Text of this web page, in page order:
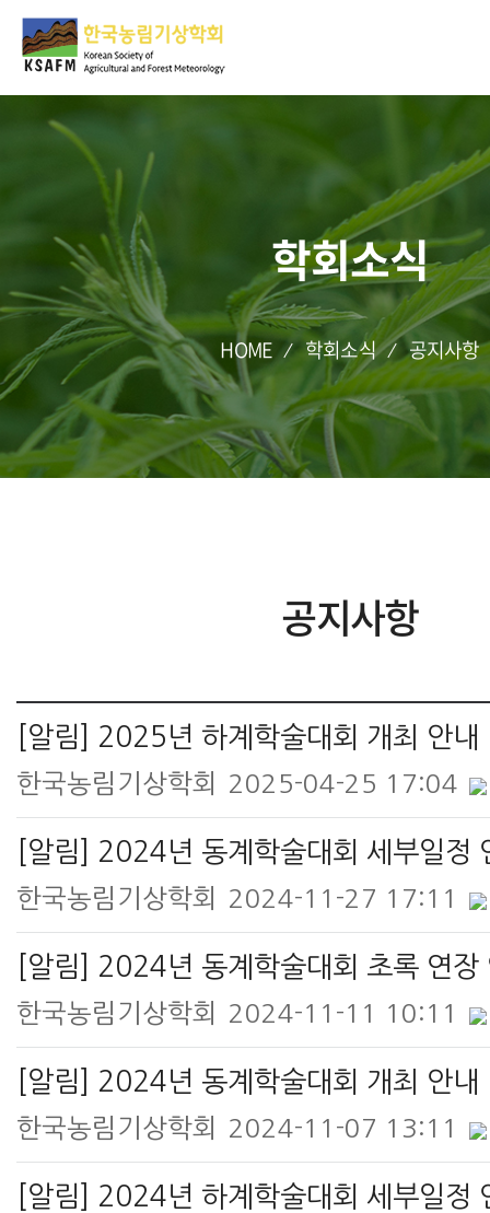
학회소식
HOME 학회소식 공지사항
공지사항
[알림] 2025년 하계학술대회 개최 안내
한국농림기상학회 2025-04-25 17:04
[알림] 2024년 동계학술대회 세부일정
한국농림기상학회 2024-11-27 17:11
[알림] 2024년 동계학술대회 초록 연장
한국농림기상학회 2024-11-11 10:11
[알림] 2024년 동계학술대회 개최 안내
한국농림기상학회 2024-11-07 13:11
[알림] 2024년 하계학술대회 세부일정